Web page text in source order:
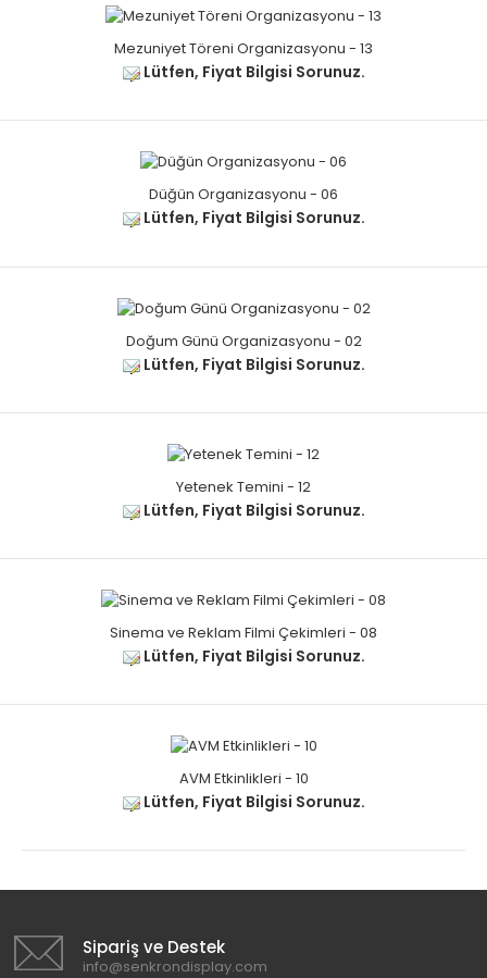
Mezuniyet Töreni Organizasyonu - 13
Lütfen, Fiyat Bilgisi Sorunuz.
Düğün Organizasyonu - 06
Lütfen, Fiyat Bilgisi Sorunuz.
Doğum Günü Organizasyonu - 02
Lütfen, Fiyat Bilgisi Sorunuz.
Yetenek Temini - 12
Lütfen, Fiyat Bilgisi Sorunuz.
Sinema ve Reklam Filmi Çekimleri - 08
Lütfen, Fiyat Bilgisi Sorunuz.
AVM Etkinlikleri - 10
Lütfen, Fiyat Bilgisi Sorunuz.
Sipariş ve Destek
info@senkrondisplay.com